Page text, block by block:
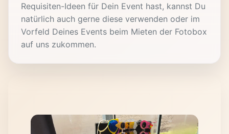
Requisiten-Ideen für Dein Event hast, kannst Du
natürlich auch gerne diese verwenden oder im
Vorfeld Deines Events beim Mieten der Fotobox
auf uns zukommen.